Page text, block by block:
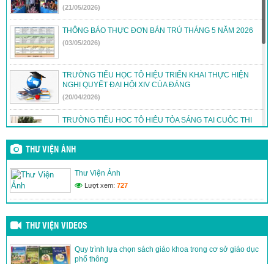
(21/05/2026)
THÔNG BÁO THỰC ĐƠN BÁN TRÚ THÁNG 5 NĂM 2026
(03/05/2026)
TRƯỜNG TIỂU HỌC TÔ HIỆU TRIỂN KHAI THỰC HIỆN
NGHỊ QUYẾT ĐẠI HỘI XIV CỦA ĐẢNG
(20/04/2026)
TRƯỜNG TIỂU HỌC TÔ HIỆU TỎA SÁNG TẠI CUỘC THI
TRẠNG NGUYÊN TIẾNG VIỆT
(12/04/2026)
(30/03/2026)
(26/02/2026)
THƯ VIỆN ẢNH
Thư Viện Ảnh
Lượt xem: 727
THƯ VIỆN VIDEOS
Quy trình lựa chọn sách giáo khoa trong cơ sở giáo dục
phổ thông